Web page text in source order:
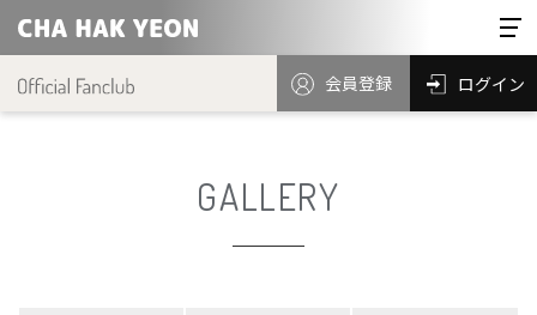
会員登録 ログイン
GALLERY